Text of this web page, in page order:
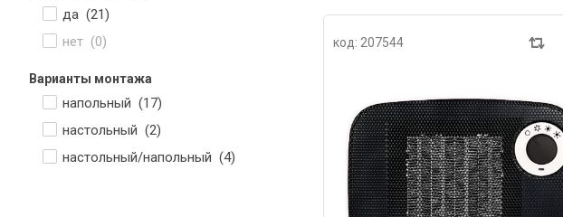
да (21)
нет (0)
Варианты монтажа
напольный (17)
настольный (2)
настольный/напольный (4)
код: 207544